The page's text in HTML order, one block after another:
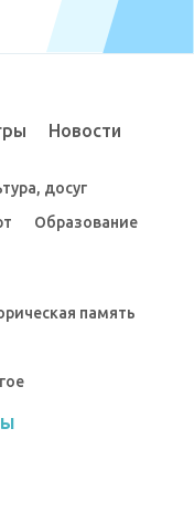
Новости
досуг
Образование
память